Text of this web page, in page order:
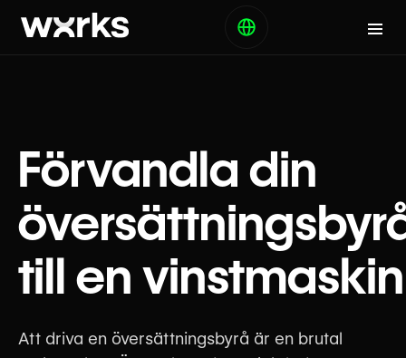
Förvandla din
till en vinstmaskin
Att driva en översättningsbyrå är en brutal